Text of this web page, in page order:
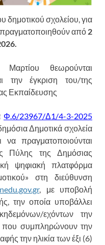
δημοτικού σχολείου, για
από 2
Μαρτίου θεωρούνται
την έγκριση του/της
Εκπαίδευσης
Φ.6/23967/Δ1/4-3-2025
Δημοτικά σχολεία
να πραγματοποιούνται
Πύλης της Δημόσιας
ψηφιακή πλατφόρμα
στη διεύθυνση
, με υποβολή
την οποία υποβάλλει
εχόντων την
που συμπληρώνουν την
την ηλικία των έξι (6)